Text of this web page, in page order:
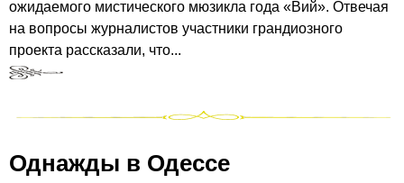
ожидаемого мистического мюзикла года «Вий». Отвечая
на вопросы журналистов участники грандиозного
проекта рассказали, что...
Однажды в Одессе